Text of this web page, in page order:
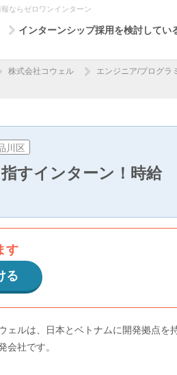
ならゼロワンインターン
インターンシップ採用を検討してい
株式会社コウェル
エンジニア/プログラ
川区
すインターン！時給
す
る
ェルは、日本とベトナムに開発拠点を
会社です。